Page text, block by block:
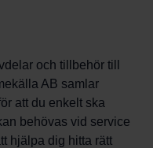
och tillbehör till
AB samlar
att du enkelt ska
behövas vid service
hjälpa dig hitta rätt